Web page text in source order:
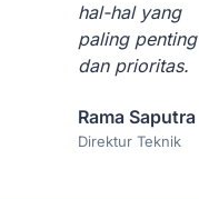
hal-hal yang
paling penting
dan prioritas.
Rama Saputra
Direktur Teknik